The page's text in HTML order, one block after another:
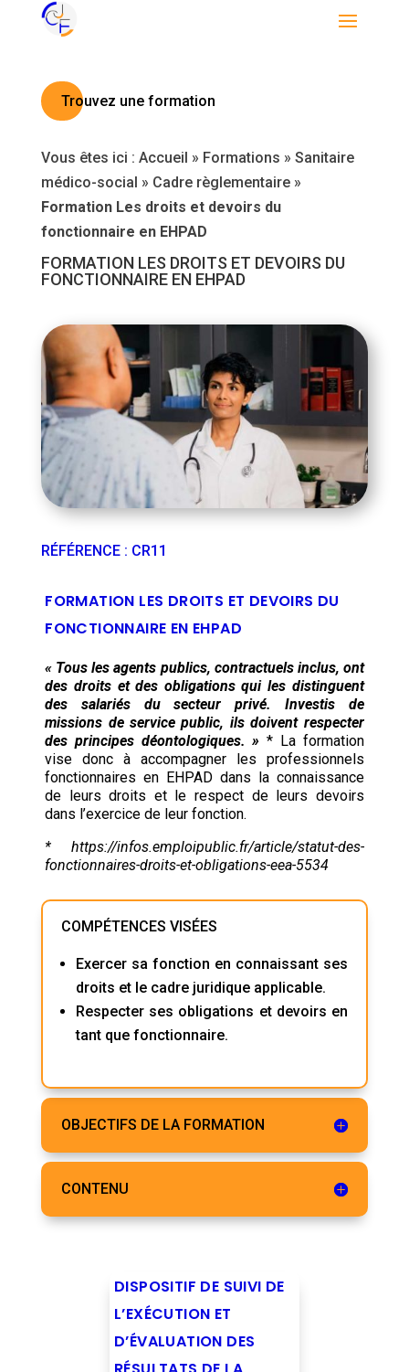
Trouvez une formation
Vous êtes ici : Accueil » Formations » Sanitaire
médico-social » Cadre règlementaire»
Formation Les droits et devoirs du
fonctionnaire en EHPAD
FORMATION LES DROITS ET DEVOIRS DU
FONCTIONNAIRE EN EHPAD
RÉFÉRENCE: CR11
FORMATION LES DROITS ET DEVOIRS DU
FONCTIONNAIRE EN EHPAD
« Tous les agents publics, contractuels inclus, ont
des droits et des obligations qui les distinguent
des salariés du secteur privé. Investis de
missions de service public, ils doivent respecter
des principes déontologiques. » * La formation
vise donc à accompagner les professionnels
fonctionnaires en EHPAD dans la connaissance
de leurs droits et le respect de leurs devoirs
dans l’exercice de leur fonction.
*
https://infos.emploipublic.fr/article/statut-des-
fonctionnaires-droits-et-obligations-eea-5534
COMPÉTENCES VISÉES
Exercer sa fonction en connaissant ses
droits et le cadre juridique applicable.
Respecter ses obligations et devoirs en
tant que fonctionnaire.
OBJECTIFS DE LA FORMATION
CONTENU
DISPOSITIF DE SUIVI DE
L’EXÉCUTION ET
D’ÉVALUATION DES